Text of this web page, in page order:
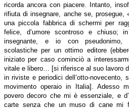
ricorda ancora con piacere. Intanto,
rifiuta di insegnare, anche se, prosegue,
una piccola fabbrica di schermi per
felice, d’umore scontroso e chiuso;
insegnante, e io con pseudonimo,
scolastiche per un ottimo editore
iniziato per caso cominciò a
vitale e libero… [si riferisce al suo lavoro
in riviste e periodici dell’otto-novecento,
movimento operaio in Italia]. Adesso
povero decoro che mi è essenziale, e
carte senza che un muso di cane mi